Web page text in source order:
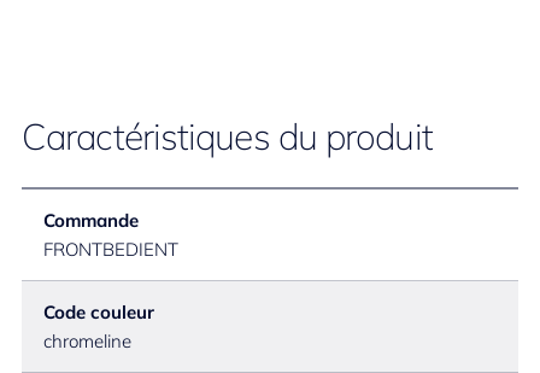
Caractéristiques du produit
Commande
FRONTBEDIENT
Code couleur
chromeline